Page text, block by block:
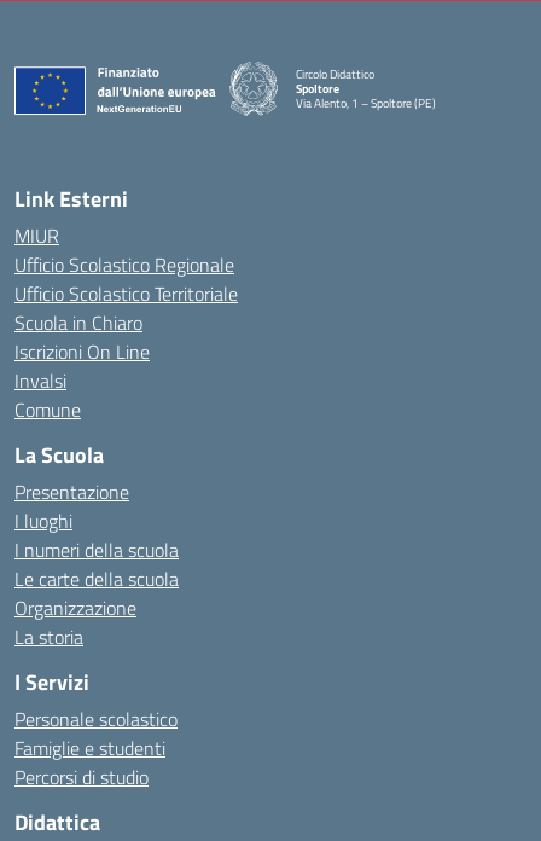
Circolo Didattico
Spoltore
Via Alento, 1 – Spoltore (PE)
— Visita la pagina iniziale della scuola
Link Esterni
MIUR
Ufficio Scolastico Regionale
Ufficio Scolastico Territoriale
Scuola in Chiaro
Iscrizioni On Line
Invalsi
Comune
La Scuola
Presentazione
I luoghi
I numeri della scuola
Le carte della scuola
Organizzazione
La storia
I Servizi
Personale scolastico
Famiglie e studenti
Percorsi di studio
Didattica